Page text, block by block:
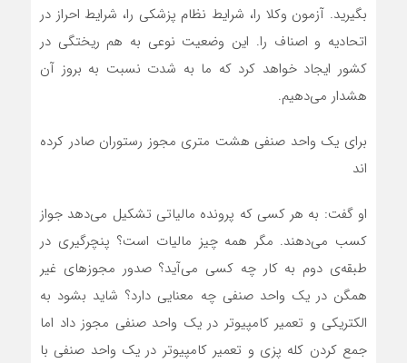
بگیرید. آزمون وکلا را، شرایط نظام پزشکی را، شرایط احراز در
اتحادیه و اصناف را. این وضعیت نوعی به هم ریختگی در
کشور ایجاد خواهد کرد که ما به شدت نسبت به بروز آن
هشدار می‌دهیم.
برای یک واحد صنفی هشت متری مجوز رستوران صادر کرده
اند
او گفت: به هر کسی که پرونده مالیاتی تشکیل می‌دهد جواز
کسب می‌دهند. مگر همه چیز مالیات است؟ پنچرگیری در
طبقه‌ی دوم به کار چه کسی می‌آید؟ صدور مجوزهای غیر
همگن در یک واحد صنفی چه معنایی دارد؟ شاید بشود به
الکتریکی و تعمیر کامپیوتر در یک واحد صنفی مجوز داد اما
جمع کردن کله پزی و تعمیر کامپیوتر در یک واحد صنفی با